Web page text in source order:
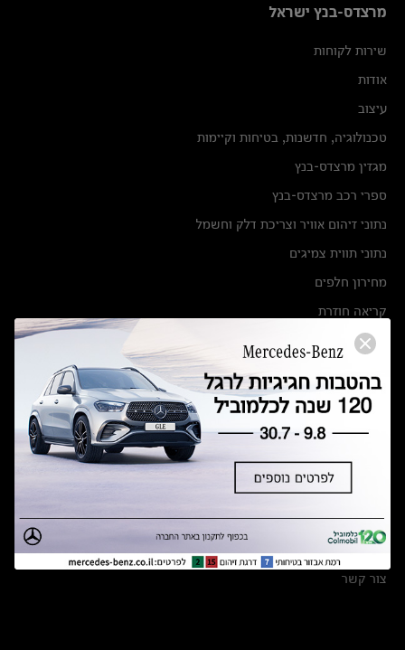
מרצדס-בנץ ישראל
שירות לקוחות
אודות
עיצוב
טכנולוגיה, חדשנות, בטיחות וקיימות
מגזין מרצדס-בנץ
ספרי רכב מרצדס-בנץ
נתוני זיהום אוויר וצריכת דלק וחשמל
נתוני תווית צמיגים
מחירון חלפים
קריאה חוזרת
הודעה על הטבות לרכבי מרצדס בהסדר פשרה בתצ 56447-02-19
תקנון ימי מכירות 120 לכלמוביל
מצאו אותנו
אולמות תצוגה
מרכזי שירות
צור קשר